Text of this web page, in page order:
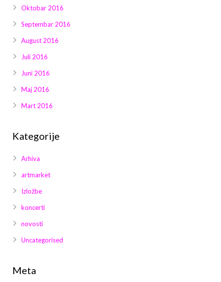
Oktobar 2016
Septembar 2016
August 2016
Juli 2016
Juni 2016
Maj 2016
Mart 2016
Kategorije
Arhiva
artmarket
Izložbe
koncerti
novosti
Uncategorised
Meta